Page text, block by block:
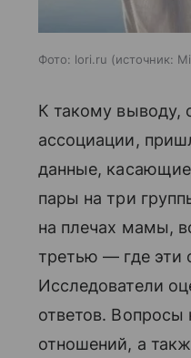
Фото: lori.ru источник:
К такому выводу,
ассоциации,
данные,
пары на три
на плечах мамы,
третью — где эти
Исследователи
ответов. Вопросы
отношений, а